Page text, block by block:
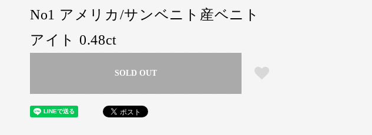
No1 アメリカ/サンベニト産ベニト
アイト 0.48ct
SOLD OUT